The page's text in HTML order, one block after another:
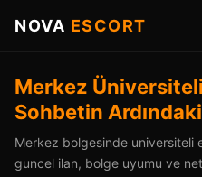
NOVA ESCORT
Merkez
Sohbetin
Merkez bolgesinde universiteli
guncel ilan, bolge uyumu ve